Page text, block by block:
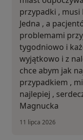
przypadki , musi
Jedna , a
problemami
tygodniowo i
wyjątkowo i z
chce abym jak
przypadkiem ,
najlepiej ,
Magnucka
11 lipca 2026